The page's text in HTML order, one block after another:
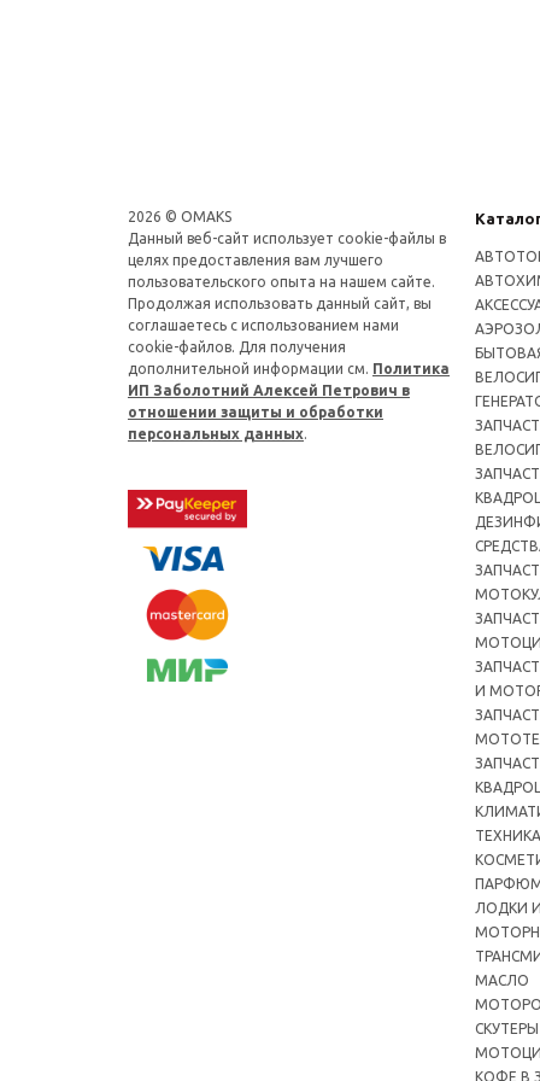
2026 © OMAKS
Данный веб-сайт использует cookie-файлы в
целях предоставления вам лучшего
пользовательского опыта на нашем сайте.
Продолжая использовать данный сайт, вы
соглашаетесь с использованием нами
cookie-файлов. Для получения
дополнительной информации см. Политика
ИП Заболотний Алексей Петрович в
отношении защиты и обработки
персональных данных.
И
ТЕХНИКА
ЛОДКИ
МАСЛО
СКУТЕРЫ
КОФЕ В